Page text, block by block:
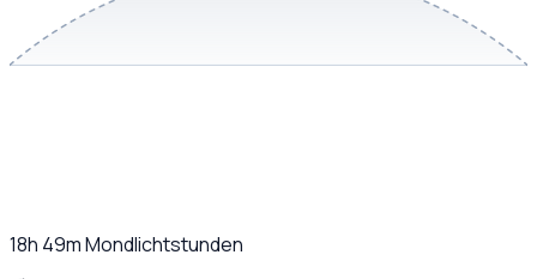
18h 49mMondlichtstunden